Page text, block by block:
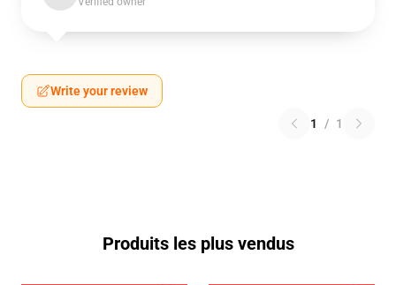
Write your review
1 / 1
Produits les plus vendus